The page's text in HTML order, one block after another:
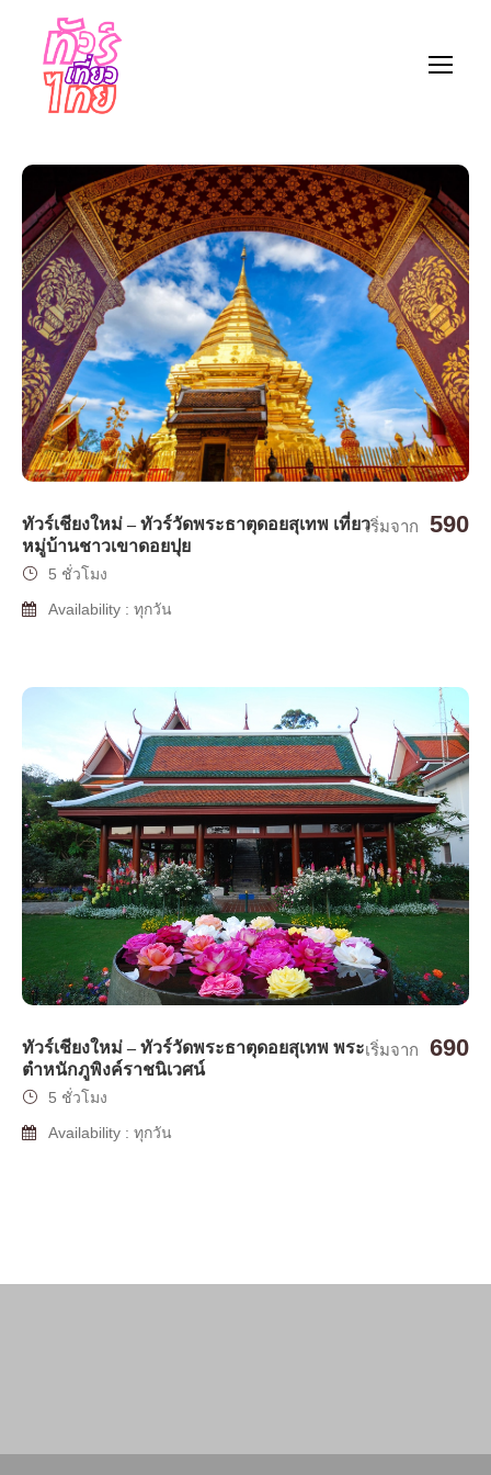
ทัวร์เชียงใหม่ – ทัวร์วัดพระธาตุดอยสุเทพ เที่ยว
หมู่บ้านชาวเขาดอยปุย
เริ่มจาก 590
5 ชั่วโมง
Availability : ทุกวัน
ทัวร์เชียงใหม่ – ทัวร์วัดพระธาตุดอยสุเทพ พระ
ตำหนักภูพิงค์ราชนิเวศน์
เริ่มจาก 690
5 ชั่วโมง
Availability : ทุกวัน